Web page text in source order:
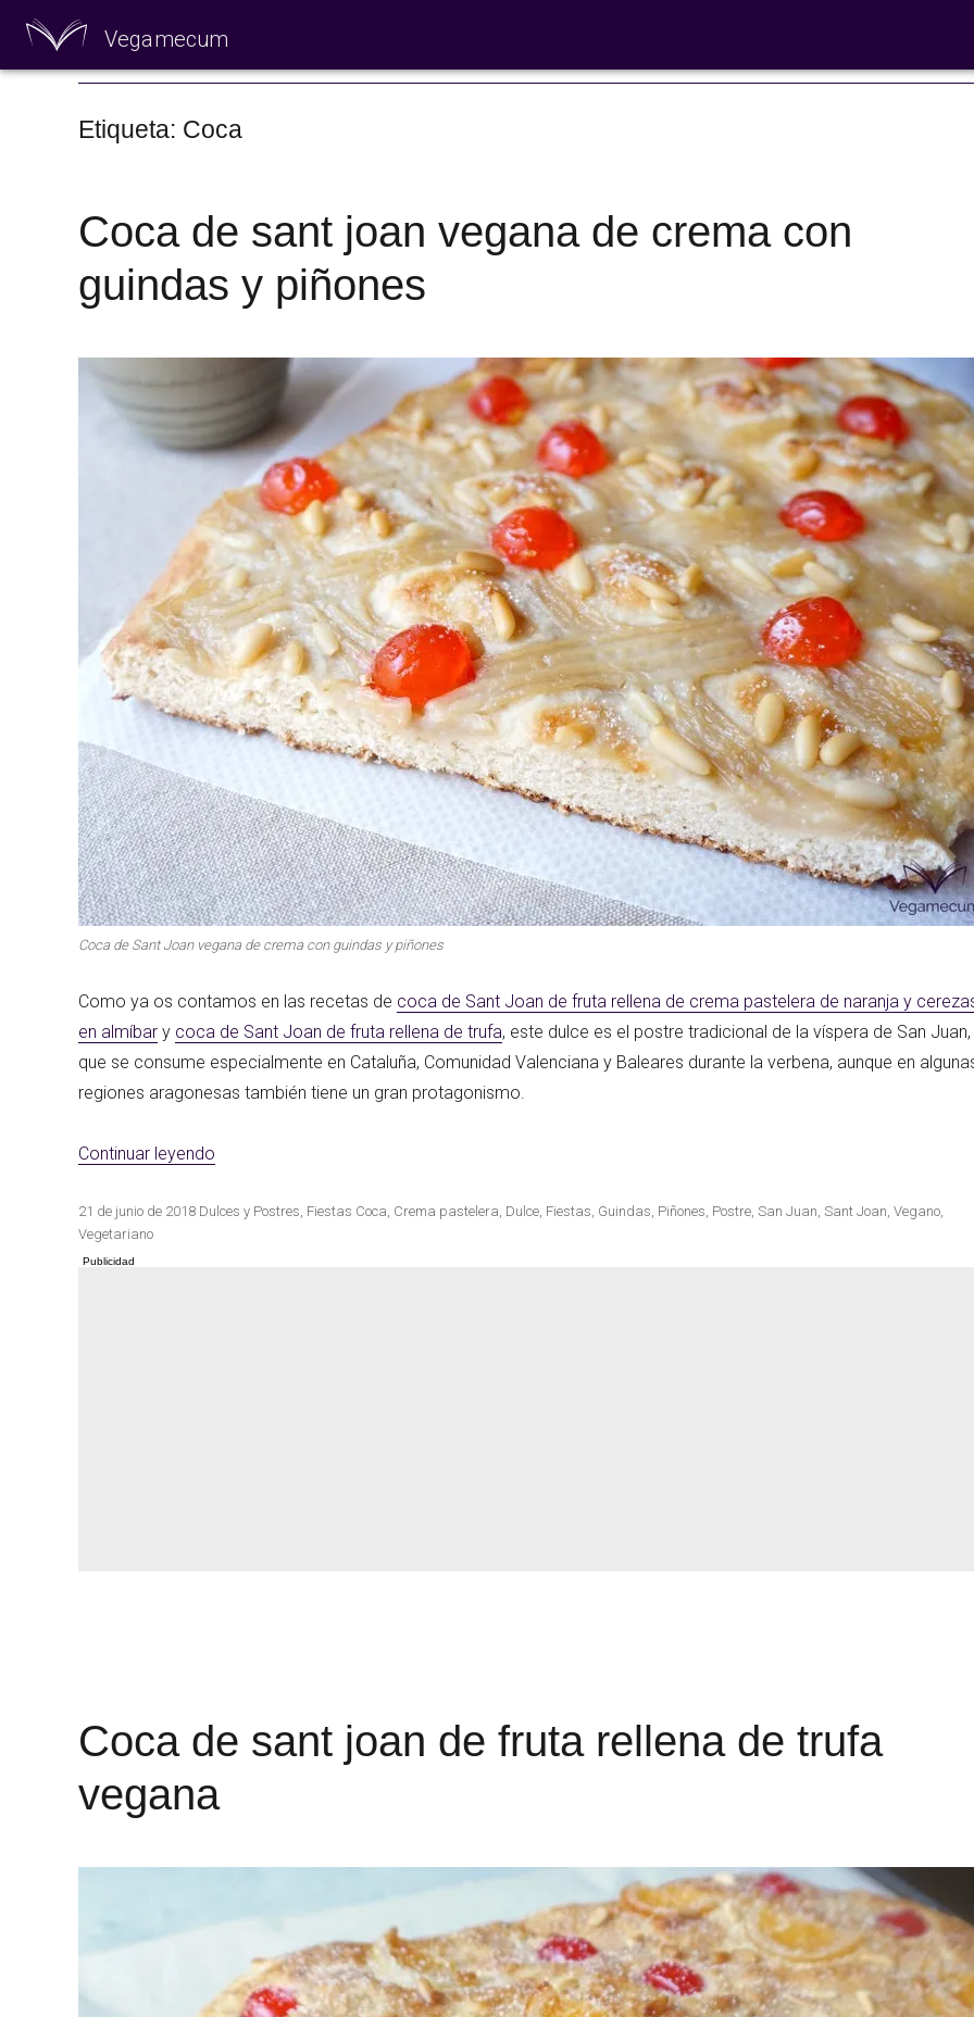
Vegamecum
🎉 Sant Joan 🎉
Primeros para brillar Segundos irresistibles Los más completos
Las
más Top
Carnes 2.0 Bella Italia La salsa ideal Los
Cocina de invierno
Las mejores recetas
con calabaza
Etiqueta: Coca
Coca de sant joan vegana de crema con
guindas y piñones
Coca de Sant Joan vegana de crema con guindas y piñones
Como ya os contamos en las recetas de coca de Sant Joan de fruta rellena de crema pastelera de naranja y
en almíbar y coca de Sant Joan de fruta rellena de trufa, este dulce es el postre tradicional de la víspera de San Juan,
que se consume especialmente en Cataluña, Comunidad Valenciana y Baleares durante la verbena, aunque en
regiones aragonesas también tiene un gran protagonismo.
Continuar leyendo
Publicado
el
21 de junio de 2018 Categorías
Dulces y Postres, Fiestas Etiquetas
Coca, Crema pastelera, Dulce, Fiestas, Guindas, Piñones, Postre, San Juan, Sant Joan, Vegano,
Vegetariano
Coca de sant joan de fruta rellena de trufa
vegana